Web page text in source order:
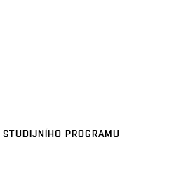
PROGRAMU